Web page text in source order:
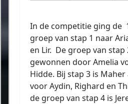
In de competitie ging de
groep van stap 1 naar
en Lir. De groep van stap
gewonnen door Amelia
Hidde. Bij stap 3 is Maher
voor Aydin, Righard en
de groep van stap 4 is